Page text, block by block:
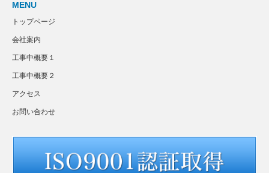
MENU
トップページ
会社案内
工事中概要１
工事中概要２
アクセス
お問い合わせ